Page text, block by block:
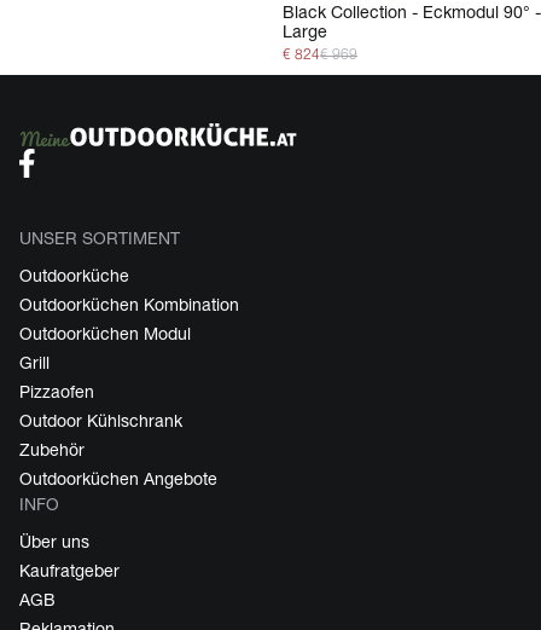
Black Collection - Eckmodul 90° -
Large
€ 969
€ 824
UNSER SORTIMENT
Outdoorküche
Outdoorküchen Kombination
Outdoorküchen Modul
Grill
Pizzaofen
Outdoor Kühlschrank
Zubehör
Outdoorküchen Angebote
INFO
Über uns
Kaufratgeber
AGB